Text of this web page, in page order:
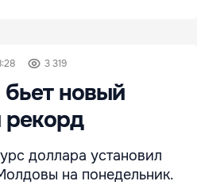
3 319
новый
рекорд
доллара установил
на понедельник.